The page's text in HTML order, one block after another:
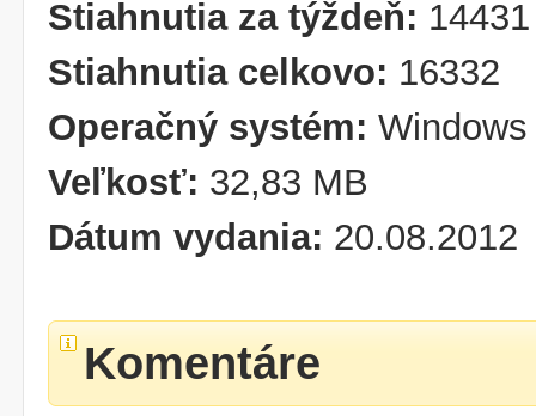
Stiahnutia za týždeň: 14431
Stiahnutia celkovo: 16332
Operačný systém:
Veľkosť: 32,83 MB
Dátum vydania: 20.08.2012
Komentáre